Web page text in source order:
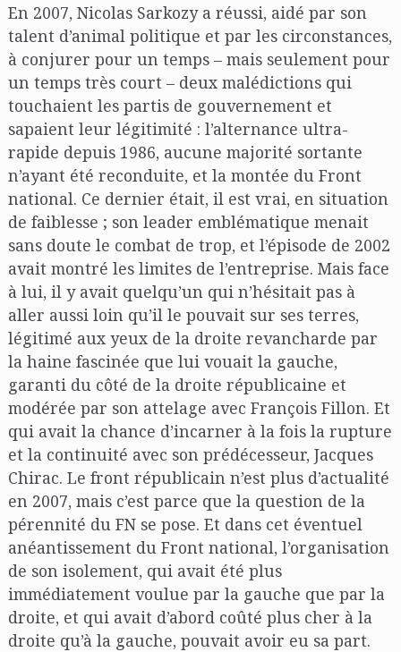
En 2007, Nicolas Sarkozy a réussi, aidé par son
talent d’animal politique et par les circonstances,
à conjurer pour un temps – mais seulement pour
un temps très court – deux malédictions qui
touchaient les partis de gouvernement et
sapaient leur légitimité : l’alternance ultra-
rapide depuis 1986, aucune majorité sortante
n’ayant été reconduite, et la montée du Front
national. Ce dernier était, il est vrai, en situation
de faiblesse ; son leader emblématique menait
sans doute le combat de trop, et l’épisode de 2002
avait montré les limites de l’entreprise. Mais face
à lui, il y avait quelqu’un qui n’hésitait pas à
aller aussi loin qu’il le pouvait sur ses terres,
légitimé aux yeux de la droite revancharde par
la haine fascinée que lui vouait la gauche,
garanti du côté de la droite républicaine et
modérée par son attelage avec François Fillon. Et
qui avait la chance d’incarner à la fois la rupture
et la continuité avec son prédécesseur, Jacques
Chirac. Le front républicain n’est plus d’actualité
en 2007, mais c’est parce que la question de la
pérennité du FN se pose. Et dans cet éventuel
anéantissement du Front national, l’organisation
de son isolement, qui avait été plus
immédiatement voulue par la gauche que par la
droite, et qui avait d’abord coûté plus cher à la
droite qu’à la gauche, pouvait avoir eu sa part.